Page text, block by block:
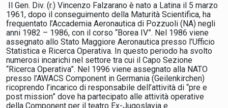
Il Gen. Div. (r.) Vincenzo Falzarano è nato a Latina il 5 marzo
1961, dopo il conseguimento della Maturità Scientifica, ha
frequentato l’Accademia Aeronautica di Pozzuoli (NA) negli
anni 1982 – 1986, con il corso “Borea IV”. Nel 1986 viene
assegnato allo Stato Maggiore Aeronautica presso l’Ufficio
Statistica e Ricerca Operativa. In questo periodo ha svolto
numerosi incarichi nel settore tra cui il Capo Sezione
“Ricerca Operativa”. Nel 1996 viene assegnato alla NATO
presso l’AWACS Component in Germania (Geilenkirchen)
ricoprendo l’incarico di responsabile dell’attività di “pre e
post mission” dove ha partecipato alle attività operative
della Component per il teatro Ex-Jugoslavia e